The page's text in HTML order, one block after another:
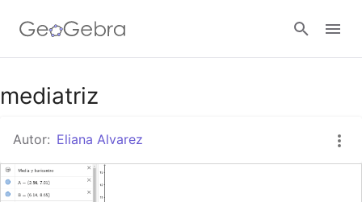
Google Classroom
GeoGebra Classroom
mediatriz
Autor: Eliana Alvarez